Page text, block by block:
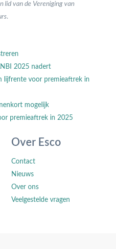
lid van de Vereniging van
2025 nadert
lijfrente voor premieaftrek in
mogelijk
premieaftrek in 2025
Over Esco
Contact
Nieuws
Over ons
Veelgestelde vragen